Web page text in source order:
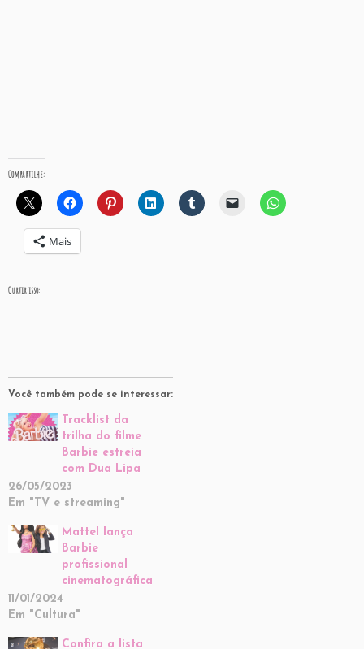
Compartilhe:
Mais
Curtir isso:
Você também pode se interessar:
Tracklist da
trilha do filme
Barbie estreia
com Dua Lipa
26/05/2023
Em "TV e streaming"
Mattel lança
Barbie
profissional
cinematográfica
11/01/2024
Em "Cultura"
Confira a lista